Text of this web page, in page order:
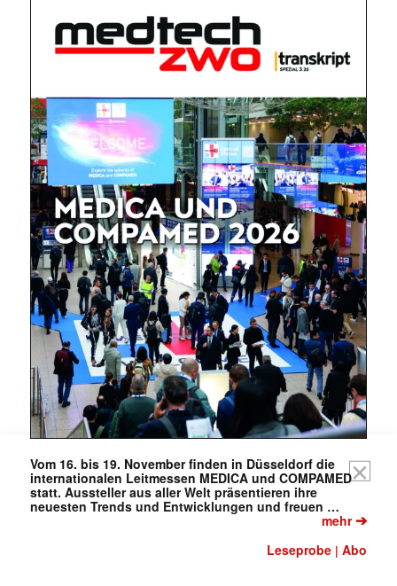
Mit dem |transkript-Newsletter
jede Woche aktuell informiert.
E-
Mail
(erforderlich)
Vom 16. bis 19. November finden in Düsseldorf die
internationalen Leitmessen MEDICA und COMPAMED
statt. Aussteller aus aller Welt präsentieren ihre
neuesten Trends und Entwicklungen und freuen …
mehr➔
Leseprobe |Abo